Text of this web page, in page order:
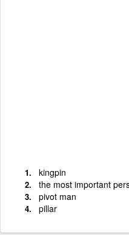
kingpin
the most important
pivot man
pillar